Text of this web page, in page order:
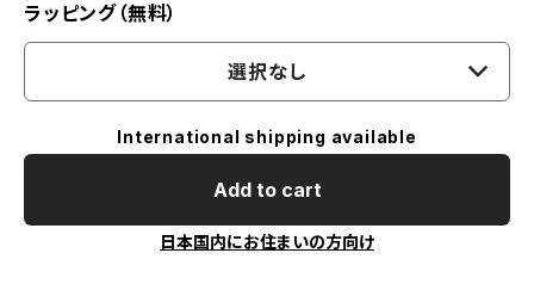
ラッピング（無料）
選択なし
International shipping available
Add to cart
日本国内にお住まいの方向け